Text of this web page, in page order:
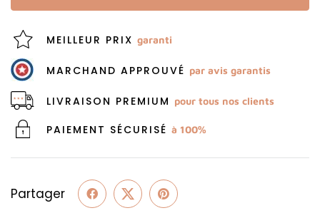
MEILLEUR PRIX garanti
MARCHAND APPROUVÉ par avis garantis
LIVRAISON PREMIUM pour tous nos clients
PAIEMENT SÉCURISÉ à 100%
Partager